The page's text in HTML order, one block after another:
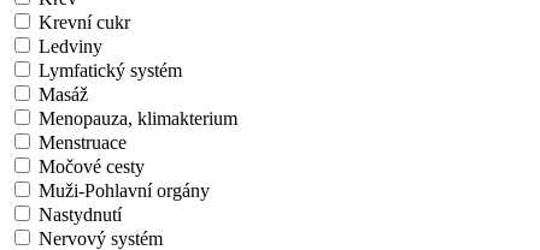
Krevní cukr
Ledviny
Lymfatický systém
Masáž
Menopauza, klimakterium
Menstruace
Močové cesty
Muži-Pohlavní orgány
Nastydnutí
Nervový systém